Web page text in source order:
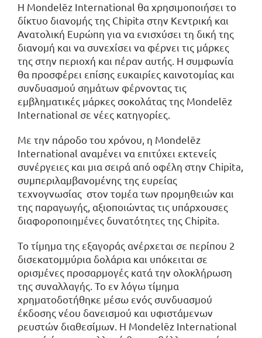
Η Mondelēz International θα χρησιμοποιήσει το
δίκτυο διανομής της Chipita στην Κεντρική και
Ανατολική Ευρώπη για να ενισχύσει τη δική της
διανομή και να συνεχίσει να φέρνει τις μάρκες
της στην περιοχή και πέραν αυτής. Η συμφωνία
θα προσφέρει επίσης ευκαιρίες καινοτομίας και
συνδυασμού σημάτων φέρνοντας τις
εμβληματικές μάρκες σοκολάτας της Mondelēz
International σε νέες κατηγορίες.
Με την πάροδο του χρόνου, η Mondelēz
International αναμένει να επιτύχει εκτενείς
συνέργειες και μια σειρά από οφέλη στην Chipita,
συμπεριλαμβανομένης της ευρείας
τεχνογνωσίας στον τομέα των προμηθειών και
της παραγωγής, αξιοποιώντας τις υπάρχουσες
διαφοροποιημένες δυνατότητες της Chipita.
Το τίμημα της εξαγοράς ανέρχεται σε περίπου 2
δισεκατομμύρια δολάρια και υπόκειται σε
ορισμένες προσαρμογές κατά την ολοκλήρωση
της συναλλαγής. Το εν λόγω τίμημα
χρηματοδοτήθηκε μέσω ενός συνδυασμού
έκδοσης νέου δανεισμού και υφιστάμενων
ρευστών διαθεσίμων. Η Mondelēz International